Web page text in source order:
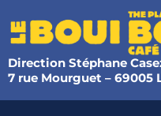
Direction Stéphane
7 rue Mourguet – 69005